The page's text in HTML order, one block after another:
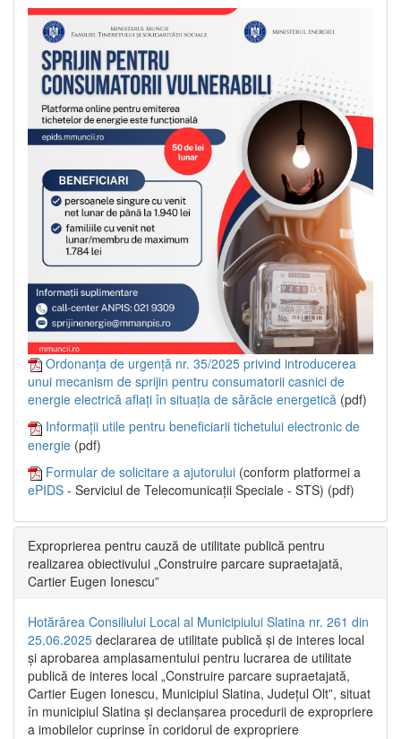
Ordonanța de urgență nr. 35/2025 privind introducerea
unui mecanism de sprijin pentru consumatorii casnici de
energie electrică aflați în situația de sărăcie energetică (pdf)
Informații utile pentru beneficiarii tichetului electronic de
energie (pdf)
Formular de solicitare a ajutorului (conform platformei a
ePIDS - Serviciul de Telecomunicații Speciale - STS) (pdf)
Exproprierea pentru cauză de utilitate publică pentru
realizarea obiectivului „Construire parcare supraetajată,
Cartier Eugen Ionescu”
Hotărârea Consiliului Local al Municipiului Slatina nr. 261 din
25.06.2025 declararea de utilitate publică și de interes local
și aprobarea amplasamentului pentru lucrarea de utilitate
publică de interes local „Construire parcare supraetajată,
Cartier Eugen Ionescu, Municipiul Slatina, Județul Olt”, situat
în municipiul Slatina și declanșarea procedurii de expropriere
a imobilelor cuprinse în coridorul de expropriere